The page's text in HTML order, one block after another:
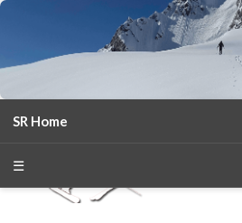
SR Home
☰